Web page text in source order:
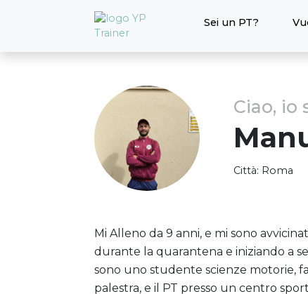
Sei un PT?
Ciao, io
Città: Roma
Mi Alleno da 9 anni, e mi sono
durante la quarantena e iniziando a
sono uno studente scienze motorie,
palestra, e il PT presso un centro